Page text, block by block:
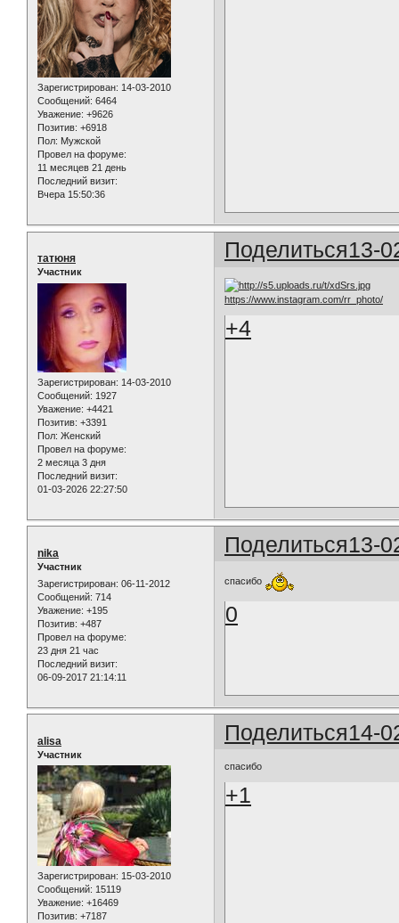
Зарегистрирован: 14-03-2010
Сообщений: 6464
Уважение: +9626
Позитив: +6918
Пол: Мужской
Провел на форуме:
11 месяцев 21 день
Последний визит:
Вчера 15:50:36
Поделиться13-
татюня
Участник
Зарегистрирован: 14-03-2010
Сообщений: 1927
Уважение: +4421
Позитив: +3391
Пол: Женский
Провел на форуме:
2 месяца 3 дня
Последний визит:
01-03-2026 22:27:50
https://www.instagram.com/rr_photo/
+4
Поделиться13-
nika
Участник
Зарегистрирован: 06-11-2012
Сообщений: 714
Уважение: +195
Позитив: +487
Провел на форуме:
23 дня 21 час
Последний визит:
06-09-2017 21:14:11
спасибо
0
Поделиться14-
alisa
Участник
Зарегистрирован: 15-03-2010
Сообщений: 15119
Уважение: +16469
Позитив: +7187
спасибо
+1